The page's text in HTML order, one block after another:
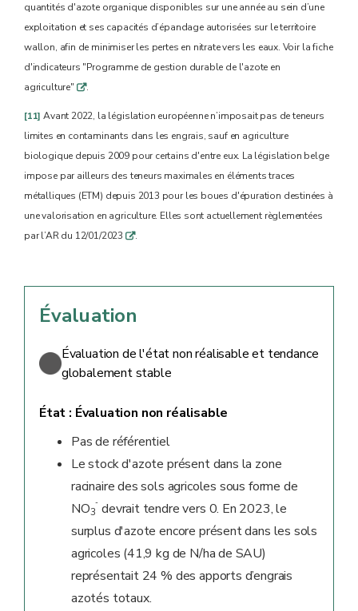
quantités d'azote organique disponibles sur une année au sein d’une
exploitation et ses capacités d’épandage autorisées sur le territoire
wallon, afin de minimiser les pertes en nitrate vers les eaux. Voir la fiche
d'indicateurs "Programme de gestion durable de l'azote en
agriculture" q.
[11] Avant 2022, la législation européenne n’imposait pas de teneurs
limites en contaminants dans les engrais, sauf en agriculture
biologique depuis 2009 pour certains d'entre eux. La législation belge
impose par ailleurs des teneurs maximales en éléments traces
métalliques (ETM) depuis 2013 pour les boues d'épuration destinées à
une valorisation en agriculture. Elles sont actuellement règlementées
par l’AR du 12/01/2023 q.
Évaluation
Évaluation de l'état non réalisable et tendance
globalement stable
État : Évaluation non réalisable
Pas de référentiel
Le stock d'azote présent dans la zone
racinaire des sols agricoles sous forme de
NO3
- devrait tendre vers 0. En 2023, le
surplus d'azote encore présent dans les sols
agricoles (41,9 kg de N/ha de SAU)
représentait 24 % des apports d’engrais
azotés totaux.